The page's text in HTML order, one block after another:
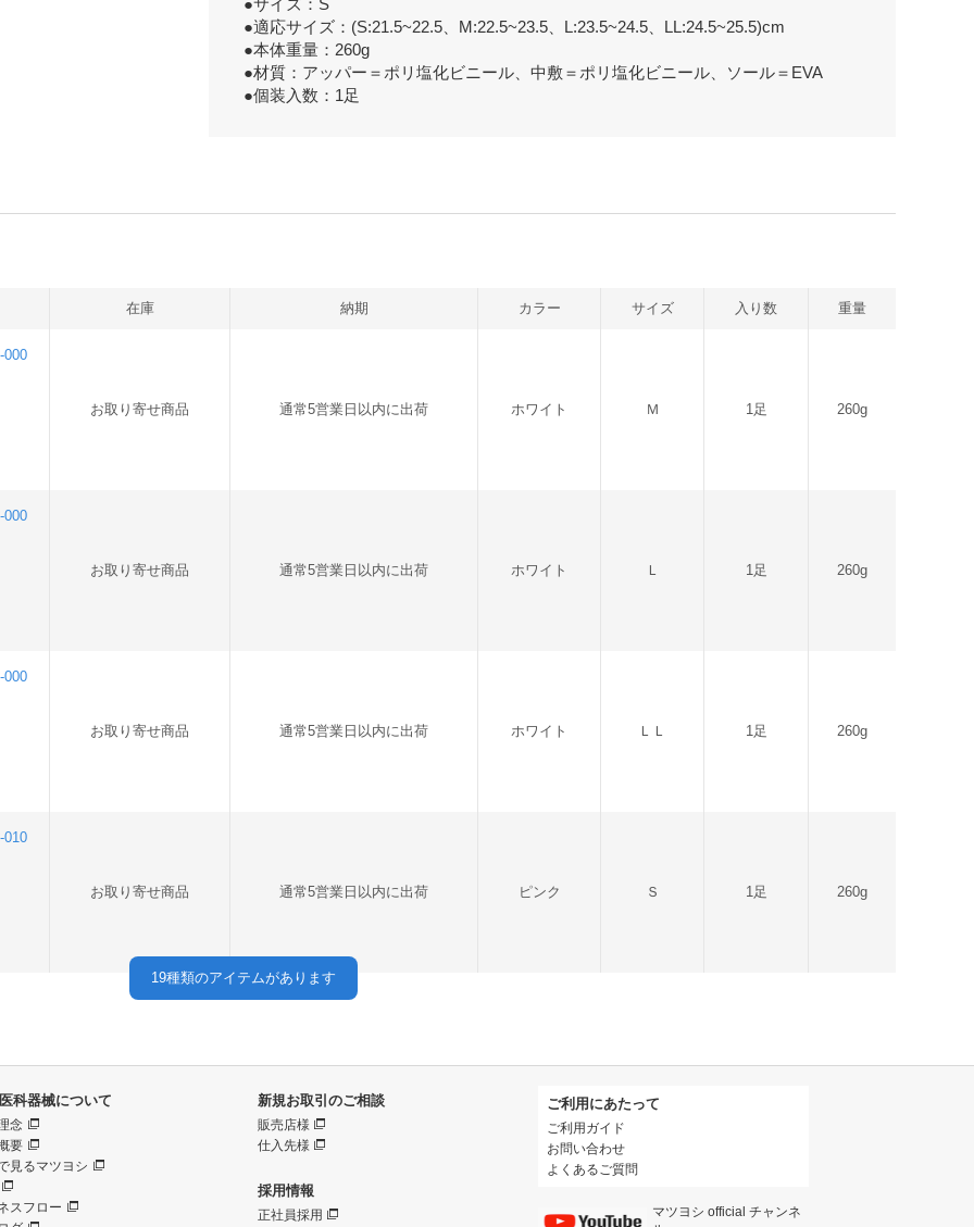
●サイズ：S
●適応サイズ：(S:21.5~22.5、M:22.5~23.5、L:23.5~24.5、LL:24.5~25.5)cm
●本体重量：260g
●材質：アッパー＝ポリ塩化ビニール、中敷＝ポリ塩化ビニール、ソール＝EVA
●個装入数：1足
在庫 納期 カラー サイズ 入り数 重量
000
お取り寄せ商品 通常5営業日以内に出荷 ホワイト Ｍ 1足 260g
000
お取り寄せ商品 通常5営業日以内に出荷 ホワイト Ｌ 1足 260g
000
お取り寄せ商品 通常5営業日以内に出荷 ホワイト ＬＬ 1足 260g
010
お取り寄せ商品 通常5営業日以内に出荷 ピンク Ｓ 1足 260g
19種類のアイテムがあります
科器械について
念
要
見るマツヨシ
スフロー
新規お取引のご相談
販売店様
仕入先様
採用情報
正社員採用
ご利用にあたって
ご利用ガイド
お問い合わせ
よくあるご質問
マツヨシ official チャンネ